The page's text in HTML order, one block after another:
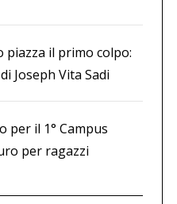
piazza il primo colpo:
Joseph Vita Sadi
per il 1° Campus
per ragazzi